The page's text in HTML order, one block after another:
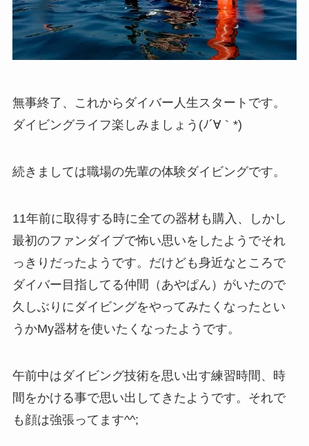
無事終了、これからダイバー人生スタートです。
ダイビングライフ楽しみましょう(ﾉ´∀｀*)
続きましては職場の先輩の体験ダイビングです。
11年前に取得する時に全ての器材も購入、しかし
最初のファンダイブで怖い思いをしたようでそれ
っきりだったようです。だけども身近なところで
ダイバー目指してる仲間（あやぱん）がいたので
久しぶりにダイビングをやってみたくなったとい
うかMy器材を使いたくなったようです。
午前中はダイビング技術を思い出す練習時間、時
間をかける事で思い出してきたようです。それで
も顔は強張ってます^^;